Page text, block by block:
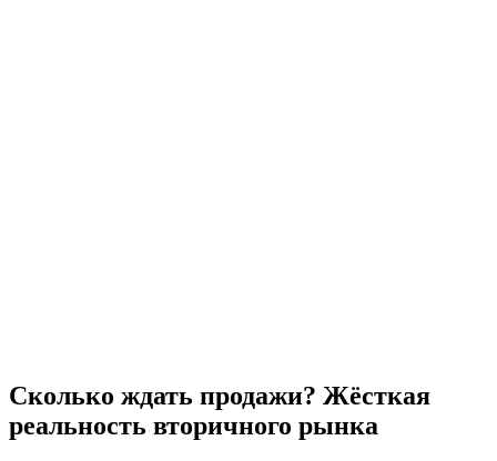
Сколько ждать продажи? Жёсткая
реальность вторичного рынка